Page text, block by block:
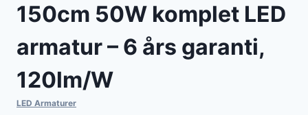
150cm 50W komplet LED
armatur – 6 års garanti,
120lm/W
LED Armaturer